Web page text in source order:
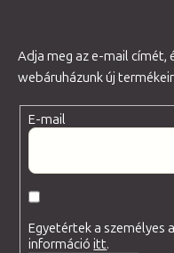
Adja meg az e-mail
webáruházunk új
E-mail
Egyetértek a személyes
információitt.